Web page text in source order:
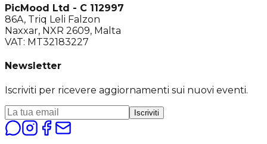
PicMood Ltd - C 112997
86A, Triq Leli Falzon
Naxxar, NXR 2609, Malta
VAT: MT32183227
Newsletter
Iscriviti per ricevere aggiornamenti sui nuovi eventi.
Iscriviti